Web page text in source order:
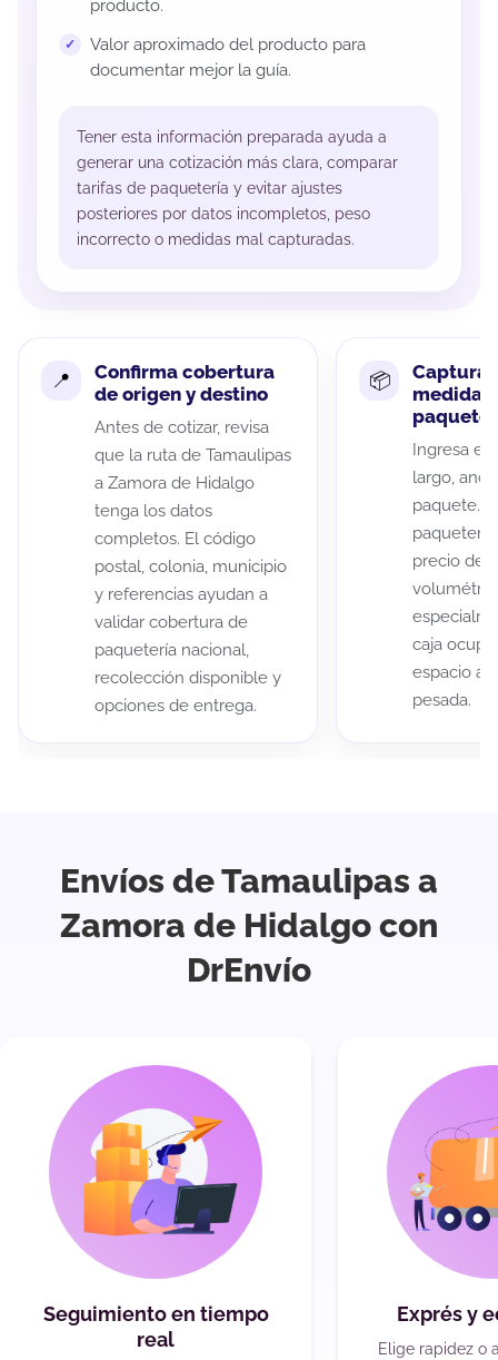
producto.
Valor aproximado del producto para
documentar mejor la guía.
Tener esta información preparada ayuda a
generar una cotización más clara, comparar
tarifas de paquetería y evitar ajustes
posteriores por datos incompletos, peso
incorrecto o medidas mal capturadas.
Confirma cobertura
de origen y destino
Antes de cotizar, revisa
que la ruta de Tamaulipas
a Zamora de Hidalgo
tenga los datos
completos. El código
postal, colonia, municipio
y referencias ayudan a
validar cobertura de
paquetería nacional,
recolección disponible y
opciones de entrega.
Captura
medidas
paquete
Ingresa el
largo,
paquete.
precio de
caja
espacio
pesada.
Envíos de Tamaulipas a
Zamora de Hidalgo con
DrEnvío
Seguimiento en tiempo
real
Exprés y
Elige rapidez o